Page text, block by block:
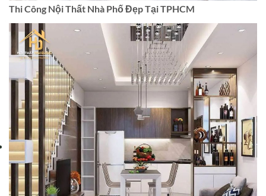
Thi Công Nội Thất Nhà Phố Đẹp Tại TPHCM